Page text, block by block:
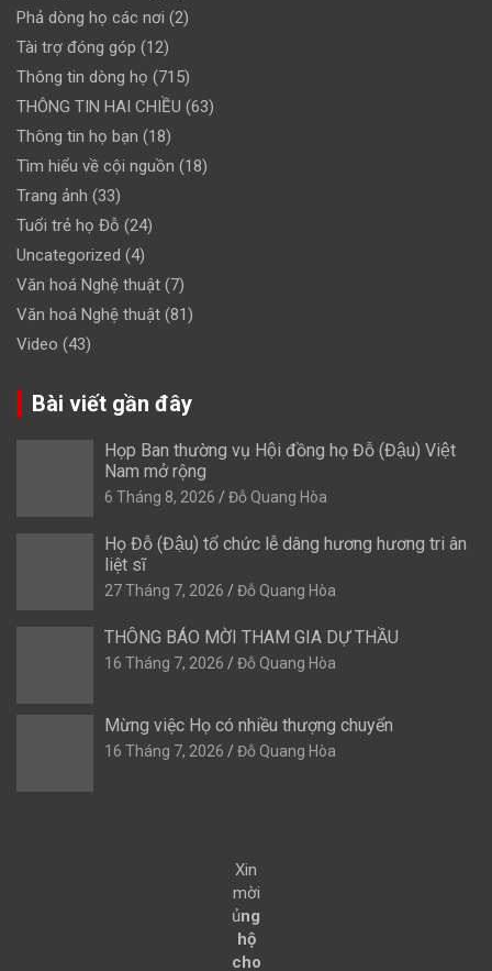
Phả dòng họ các nơi (2)
Tài trợ đóng góp (12)
Thông tin dòng họ (715)
THÔNG TIN HAI CHIỀU (63)
Thông tin họ bạn (18)
Tìm hiểu về cội nguồn (18)
Trang ảnh (33)
Tuổi trẻ họ Đỗ (24)
Uncategorized (4)
Văn hoá Nghệ thuật (7)
Văn hoá Nghệ thuật (81)
Video (43)
Bài viết gần đây
Họp Ban thường vụ Hội đồng họ Đỗ (Đậu) Việt
Nam mở rộng
6 Tháng 8, 2026 Đỗ Quang Hòa
Họ Đỗ (Đậu) tổ chức lễ dâng hương hương tri ân
liệt sĩ
27 Tháng 7, 2026 Đỗ Quang Hòa
THÔNG BÁO MỜI THAM GIA DỰ THẦU
16 Tháng 7, 2026 Đỗ Quang Hòa
Mừng việc Họ có nhiều thượng chuyển
16 Tháng 7, 2026 Đỗ Quang Hòa
Xin
mời
ủng
hộ
cho